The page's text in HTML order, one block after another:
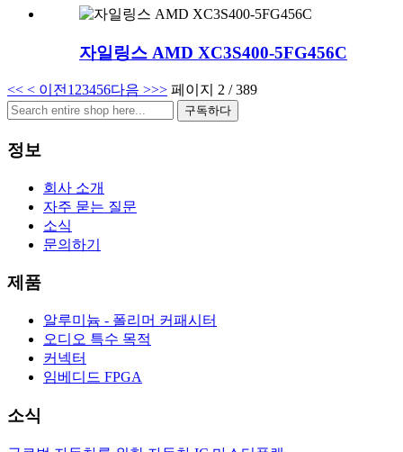
자일링스 AMD XC3S400-5FG456C
<< < 이전 1 23456다음 >>> 페이지 2 / 389
구독하다
정보
회사 소개
자주 묻는 질문
소식
문의하기
제품
알루미늄 - 폴리머 커패시터
오디오 특수 목적
커넥터
임베디드 FPGA
소식